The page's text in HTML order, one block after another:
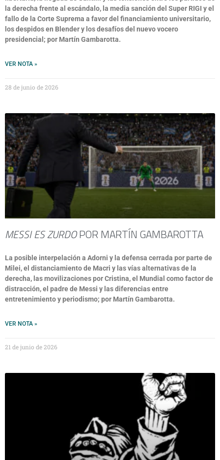
la derecha frente al escándalo, la media sanción del Super RIGI y el
fallo de la Corte Suprema a favor del financiamiento universitario,
los despidos en Blender y los desafíos del nuevo vocero
presidencial; por Martín Gambarotta.
VER NOTA »
28 de junio de 2026
MESSI ES ZURDOPOR MARTÍN GAMBAROTTA
La posible interpelación a Adorni y la defensa cerrada por parte de
Milei, el distanciamiento de Macri y las vías alternativas de la
derecha, las movilizaciones por Cristina, el Mundial como factor de
distracción, el padre de Messi y las diferencias entre
entretenimiento y periodismo; por Martín Gambarotta.
VER NOTA »
21 de junio de 2026